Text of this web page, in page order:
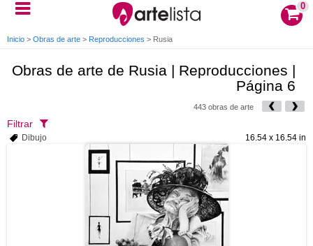
0
Inicio > Obras de arte > Reproducciones > Rusia
Obras de arte de Rusia | Reproducciones |
Página 6
443 obras de arte
Filtrar
16.54 x 16.54 in
Dibujo